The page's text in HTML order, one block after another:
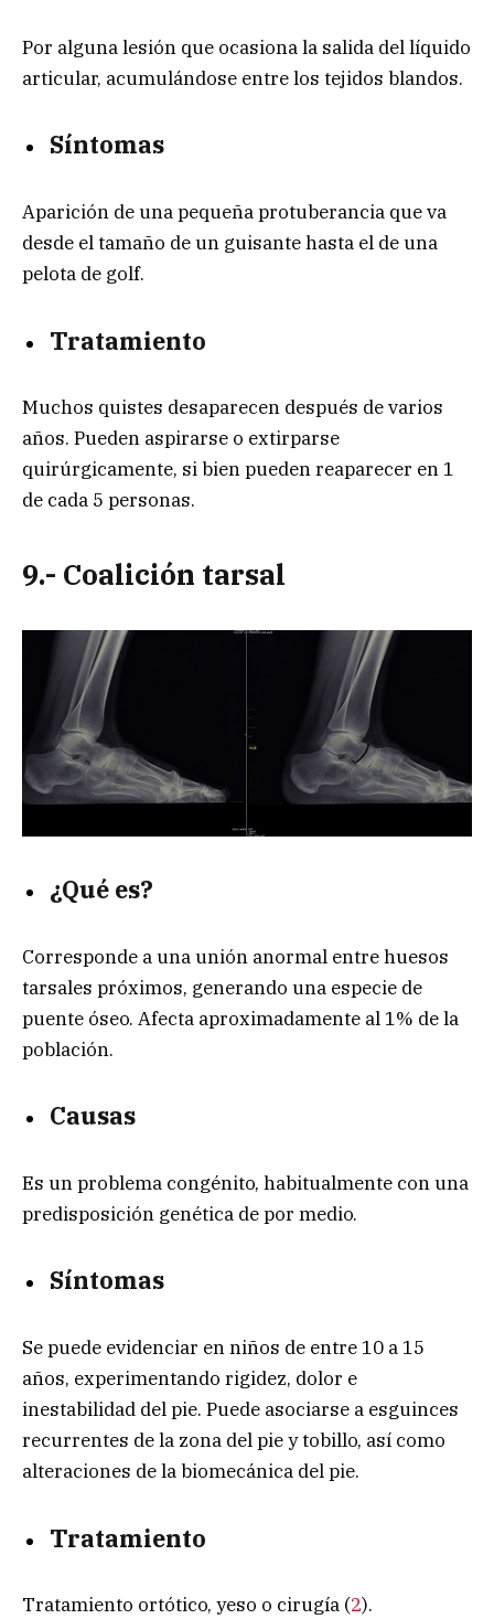
Por alguna lesión que ocasiona la salida del líquido
articular, acumulándose entre los tejidos blandos.
Síntomas
Aparición de una pequeña protuberancia que va
desde el tamaño de un guisante hasta el de una
pelota de golf.
Tratamiento
Muchos quistes desaparecen después de varios
años. Pueden aspirarse o extirparse
quirúrgicamente, si bien pueden reaparecer en 1
de cada 5 personas.
9.- Coalición tarsal
¿Qué es?
Corresponde a una unión anormal entre huesos
tarsales próximos, generando una especie de
puente óseo. Afecta aproximadamente al 1% de la
población.
Causas
Es un problema congénito, habitualmente con una
predisposición genética de por medio.
Síntomas
Se puede evidenciar en niños de entre 10 a 15
años, experimentando rigidez, dolor e
inestabilidad del pie. Puede asociarse a esguinces
recurrentes de la zona del pie y tobillo, así como
alteraciones de la biomecánica del pie.
Tratamiento
Tratamiento ortótico, yeso o cirugía (2).